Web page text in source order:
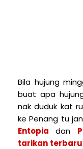
Bila hujung
buat apa
nak duduk kat
ke Penang tu
Entopiadan
tarikan terbaru